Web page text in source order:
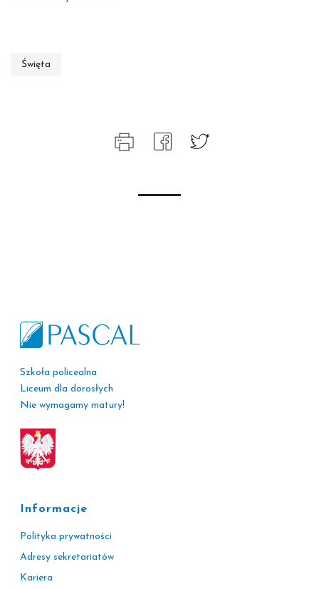
Święta
Szkoła policealna
Liceum dla dorosłych
Nie wymagamy matury!
Informacje
Polityka prywatności
Adresy sekretariatów
Kariera